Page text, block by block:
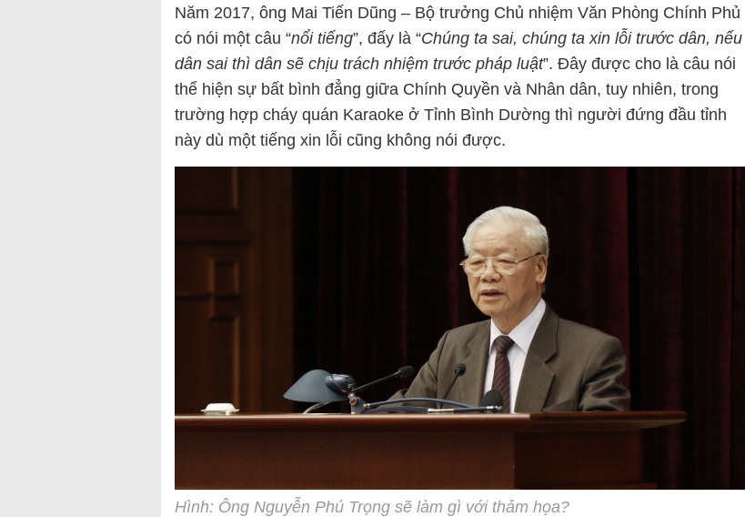
Năm 2017, ông Mai Tiến Dũng – Bộ trưởng Chủ nhiệm Văn Phòng Chính Phủ
có nói một câu “nổi tiếng”, đấy là “Chúng ta sai, chúng ta xin lỗi trước dân, nếu
dân sai thì dân sẽ chịu trách nhiệm trước pháp luật”. Đây được cho là câu nói
thể hiện sự bất bình đẳng giữa Chính Quyền và Nhân dân, tuy nhiên, trong
trường hợp cháy quán Karaoke ở Tỉnh Bình Dường thì người đứng đầu tỉnh
này dù một tiếng xin lỗi cũng không nói được.
Hình: Ông Nguyễn Phú Trọng sẽ làm gì với thảm họa?